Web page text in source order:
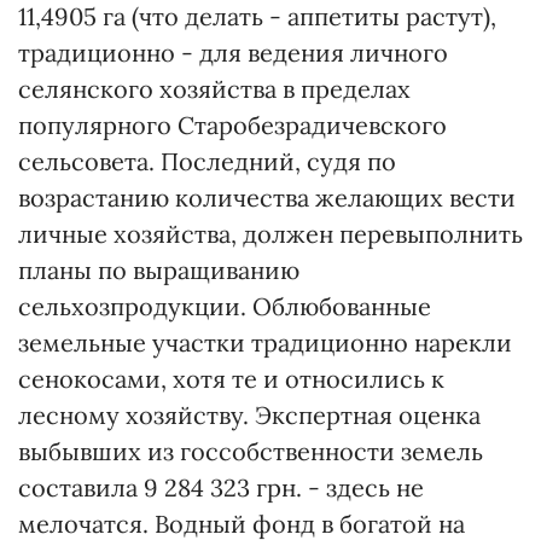
11,4905 га (что делать - аппетиты растут),
традиционно - для ведения личного
селянского хозяйства в пределах
популярного Старобезрадичевского
сельсовета. Последний, судя по
возрастанию количества желающих вести
личные хозяйства, должен перевыполнить
планы по выращиванию
сельхозпродукции. Облюбованные
земельные участки традиционно нарекли
сенокосами, хотя те и относились к
лесному хозяйству. Экспертная оценка
выбывших из госсобственности земель
составила 9 284 323 грн. - здесь не
мелочатся. Водный фонд в богатой на